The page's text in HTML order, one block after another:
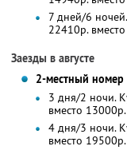
7 дней/6
22410р.
Заезды в августе
2-местный номер
3 дня/2 ночи.
вместо 13000р.
4 дня/3 ночи.
вместо 19500р.